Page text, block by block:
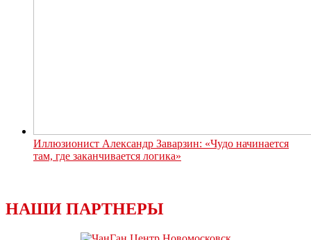
Иллюзионист Александр Заварзин: «Чудо начинается
там, где заканчивается логика»
НАШИ ПАРТНЕРЫ